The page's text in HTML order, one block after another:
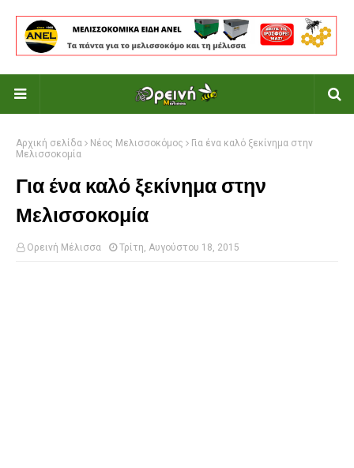
Αρχική σελίδα Νέος Μελισσοκόμος
Για ένα καλό ξεκίνημα στην
Μελισσοκομία
Για ένα καλό ξεκίνημα στην
Μελισσοκομία
Ορεινή Μέλισσα Τρίτη, Αυγούστου 18, 2015